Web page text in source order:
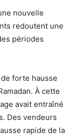
nouvelle
redoutent une
périodes
forte hausse
À cette
avait entraîné
Des vendeurs
rapide de la